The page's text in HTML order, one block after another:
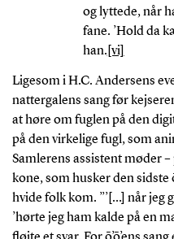
og lyttede, når
fane. ’Hold da
han. [vi]
Ligesom i H.C. Andersens
nattergalens sang før
at høre om fuglen på den
på den virkelige fugl, som
Samlerens assistent møder
kone, som husker den sidste
hvide folk kom. ”’[…] når jeg
’hørte jeg ham kalde på en